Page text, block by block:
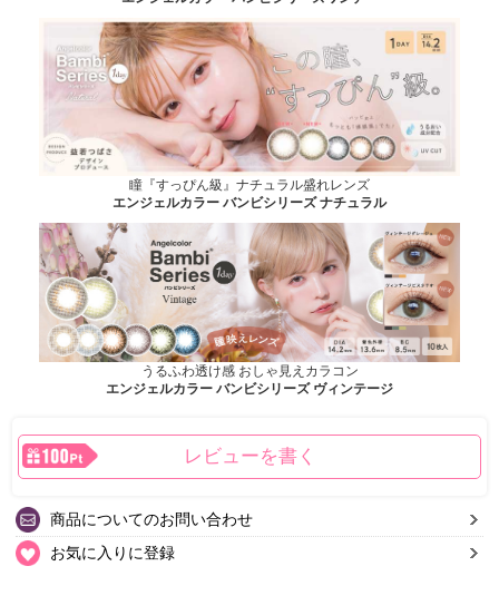
瞳『すっぴん級』ナチュラル盛れレンズ
エンジェルカラー バンビシリーズ ナチュラル
うるふわ透け感 おしゃ見えカラコン
エンジェルカラー バンビシリーズ ヴィンテージ
レビューを書く
商品についてのお問い合わせ
お気に入りに登録